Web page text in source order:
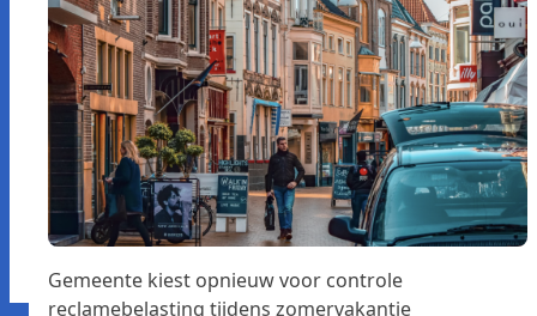
Gemeente kiest opnieuw voor controle
reclamebelasting tijdens zomervakantie